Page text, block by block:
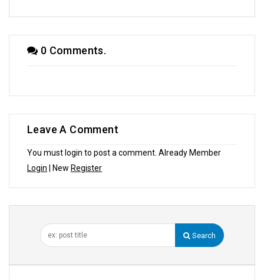
0 Comments.
Leave A Comment
You must login to post a comment. Already Member
Login | New Register
Search